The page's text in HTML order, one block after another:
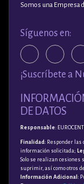
Somos una Empresa
Síguenos en:
¡Suscríbete a
DE DATOS
Responsable:
Finalidad : Responder
información solicitada;
Solo se realizan cesiones
suprimir, así como otros
Información Adicional :